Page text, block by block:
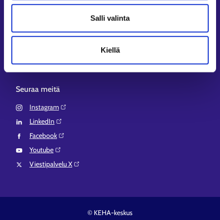
Salli valinta
Kiellä
Work in Finland⁠
Suomi.fi-valtuudet⁠
Seuraa meitä
Instagram⁠
LinkedIn⁠
Facebook⁠
Youtube⁠
Viestipalvelu X⁠
© KEHA-keskus